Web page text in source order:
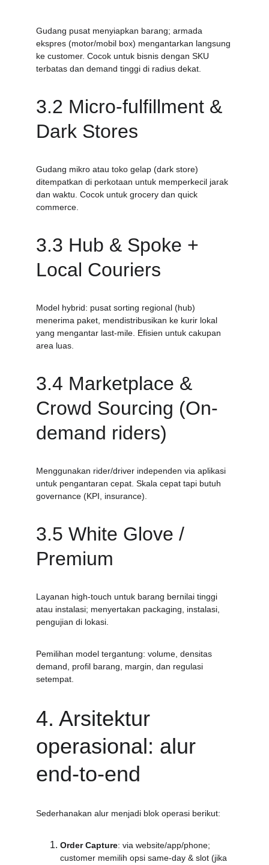
Gudang pusat menyiapkan barang; armada
ekspres (motor/mobil box) mengantarkan langsung
ke customer. Cocok untuk bisnis dengan SKU
terbatas dan demand tinggi di radius dekat.
3.2 Micro-fulfillment &
Dark Stores
Gudang mikro atau toko gelap (dark store)
ditempatkan di perkotaan untuk memperkecil jarak
dan waktu. Cocok untuk grocery dan quick
commerce.
3.3 Hub & Spoke +
Local Couriers
Model hybrid: pusat sorting regional (hub)
menerima paket, mendistribusikan ke kurir lokal
yang mengantar last-mile. Efisien untuk cakupan
area luas.
3.4 Marketplace &
Crowd Sourcing (On-
demand riders)
Menggunakan rider/driver independen via aplikasi
untuk pengantaran cepat. Skala cepat tapi butuh
governance (KPI, insurance).
3.5 White Glove /
Premium
Layanan high-touch untuk barang bernilai tinggi
atau instalasi; menyertakan packaging, instalasi,
pengujian di lokasi.
Pemilihan model tergantung: volume, densitas
demand, profil barang, margin, dan regulasi
setempat.
4. Arsitektur
operasional: alur
end-to-end
Sederhanakan alur menjadi blok operasi berikut:
Order Capture: via website/app/phone;
customer memilih opsi same-day & slot (jika